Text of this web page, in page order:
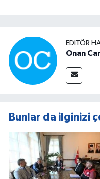
EDITÖR
Onan
Bunlar da ilginizi